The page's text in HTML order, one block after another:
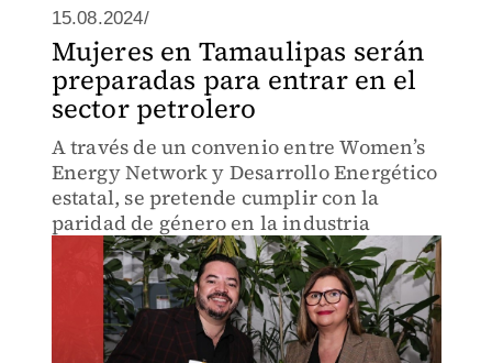
15.08.2024/
Mujeres en Tamaulipas serán
preparadas para entrar en el
sector petrolero
A través de un convenio entre Women’s
Energy Network y Desarrollo Energético
estatal, se pretende cumplir con la
paridad de género en la industria